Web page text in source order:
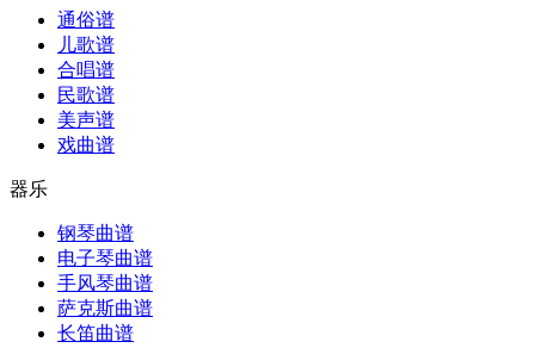
通俗谱
儿歌谱
合唱谱
民歌谱
美声谱
戏曲谱
器乐
钢琴曲谱
电子琴曲谱
手风琴曲谱
萨克斯曲谱
长笛曲谱